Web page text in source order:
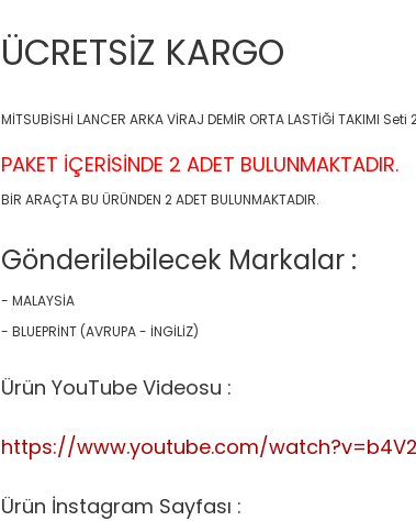
ÜCRETSİZ KARGO
MİTSUBİSHİ LANCER ARKA VİRAJ DEMİR ORTA LASTİĞİ TAKIMI
PAKET İÇERİSİNDE 2 ADET BULUNMAKTADIR.
BİR ARAÇTA BU ÜRÜNDEN 2 ADET BULUNMAKTADIR.
Gönderilebilecek Markalar :
- MALAYSİA
- BLUEPRİNT (AVRUPA - İNGİLİZ)
Ürün YouTube Videosu :
https://www.youtube.com/
Ürün İnstagram Sayfası :